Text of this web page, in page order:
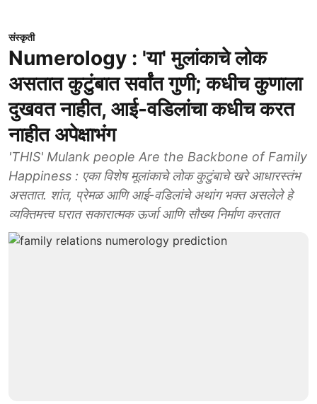
संस्कृती
Numerology : 'या' मुलांकाचे लोक
असतात कुटुंबात सर्वांत गुणी; कधीच कुणाला
दुखवत नाहीत, आई-वडिलांचा कधीच करत
नाहीत अपेक्षाभंग
'THIS' Mulank people Are the Backbone of Family
Happiness : एका विशेष मूलांकाचे लोक कुटुंबाचे खरे आधारस्तंभ
असतात. शांत, प्रेमळ आणि आई-वडिलांचे अथांग भक्त असलेले हे
व्यक्तिमत्त्व घरात सकारात्मक ऊर्जा आणि सौख्य निर्माण करतात